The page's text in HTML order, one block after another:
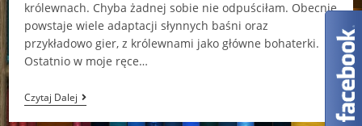
królewnach. Chyba żadnej sobie nie odpuściłam. Obecnie
powstaje wiele adaptacji słynnych baśni oraz
przykładowo gier, z królewnami jako główne bohaterki.
Ostatnio w moje ręce…
Czytaj DalejŚpiące
Królewny